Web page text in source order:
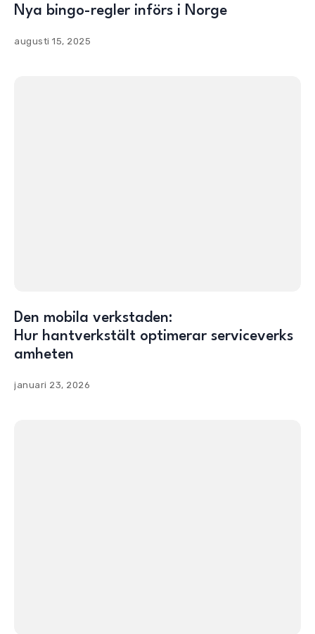
Nya bingo-regler införs i Norge
augusti 15, 2025
Den mobila verkstaden:
Hur hantverkstält optimerar serviceverks
amheten
januari 23, 2026